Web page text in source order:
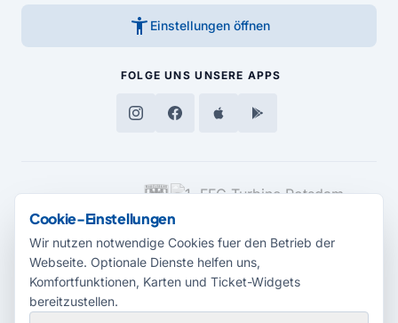
accessibility_new Einstellungen öffnen
FOLGE UNS UNSERE APPS
MEDIENPARTNER
Cookie-Einstellungen
Wir nutzen notwendige Cookies fuer den Betrieb der
Webseite. Optionale Dienste helfen uns,
Komfortfunktionen, Karten und Ticket-Widgets
bereitzustellen.